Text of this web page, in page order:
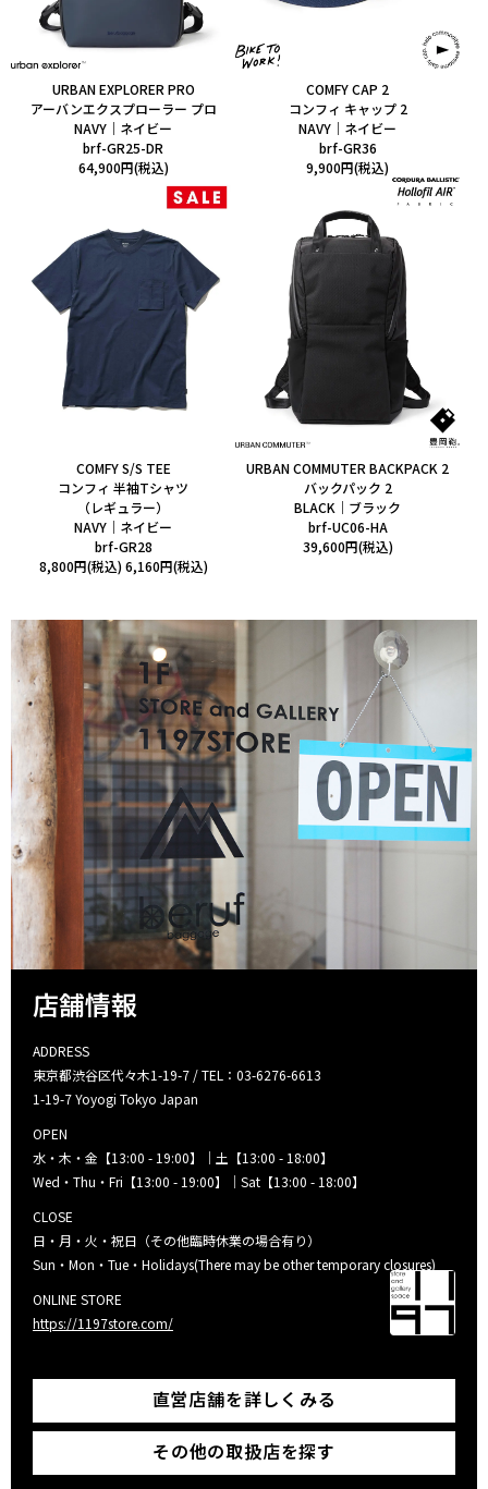
URBAN EXPLORER PRO
アーバンエクスプローラー プロ
NAVY｜ネイビー
brf-GR25-DR
64,900円(税込)
COMFY CAP 2
コンフィ キャップ 2
NAVY｜ネイビー
brf-GR36
9,900円(税込)
COMFY S/S TEE
コンフィ 半袖Tシャツ
（レギュラー）
NAVY｜ネイビー
brf-GR28
8,800円(税込) 6,160円(税込)
URBAN COMMUTER BACKPACK 2
バックパック 2
BLACK｜ブラック
brf-UC06-HA
39,600円(税込)
店舗情報
ADDRESS
東京都渋谷区代々木1-19-7 / TEL：03-6276-6613
1-19-7 Yoyogi Tokyo Japan
OPEN
水・木・金【13:00 - 19:00】｜土【13:00 - 18:00】
Wed・Thu・Fri【13:00 - 19:00】｜Sat【13:00 - 18:00】
CLOSE
日・月・火・祝日（その他臨時休業の場合有り）
Sun・Mon・Tue・Holidays(There may be other temporary closures)
ONLINE STORE
https://1197store.com/
直営店舗を詳しくみる
その他の取扱店を探す